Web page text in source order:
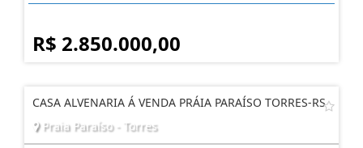
R$ 2.850.000,00
CASA ALVENARIA Á VENDA PRÁIA PARAÍSO TORRES-RS
Praia Paraíso - Torres